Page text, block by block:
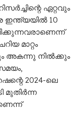
ഏറ്റവും
ഇന്ത്യയില്‍ 10
മാറ്റം
അകന്നു നിൽക്കും
2024-ലെ
മുതിര്‍ന്ന